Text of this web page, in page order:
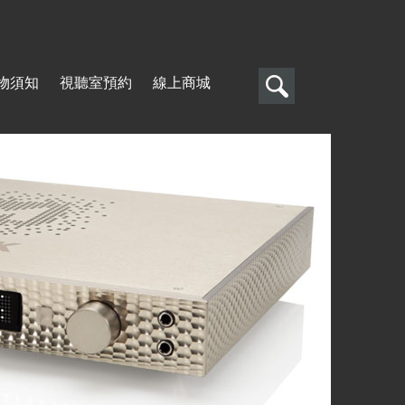
須知 視聽室預約 線上商城
搜
表
單
搜
尋